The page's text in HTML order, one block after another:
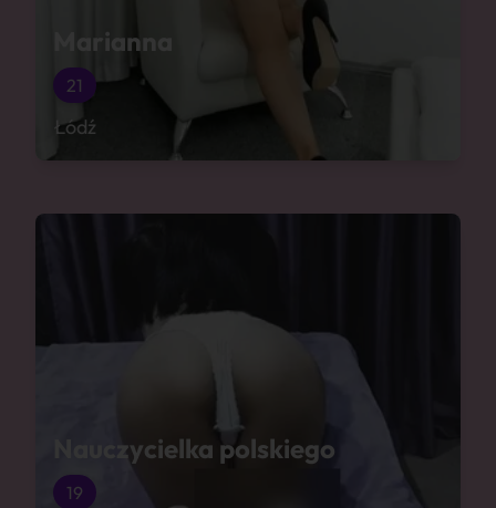
Marianna
21
Łódź
Nauczycielka polskiego
19